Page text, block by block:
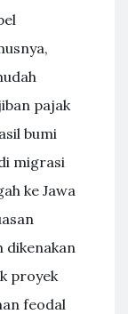
pajak
bumi
migrasi
ke Jawa
dikenakan
proyek
feodal